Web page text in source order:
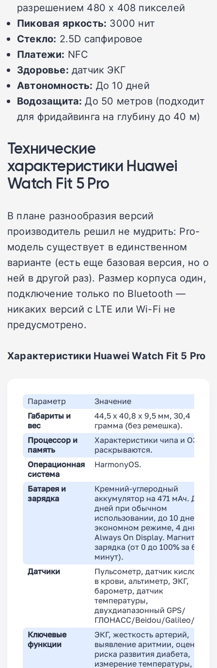
разрешением 480 x 408 пикселей
Пиковая яркость: 3000 нит
Стекло: 2.5D сапфировое
Платежи: NFC
Здоровье: датчик ЭКГ
Автономность: До 10 дней
Водозащита: До 50 метров (подходит
для фридайвинга на глубину до 40 м)
Технические
характеристики Huawei
Watch Fit 5 Pro
В плане разнообразия версий
производитель решил не мудрить: Pro-
модель существует в единственном
варианте (есть еще базовая версия, но о
ней в другой раз). Размер корпуса один,
подключение только по Bluetooth —
никаких версий с LTE или Wi-Fi не
предусмотрено.
Характеристики Huawei Watch Fit 5 Pro
Параметр
Значение
Габариты и
вес
44,5 x 40,8 x 9,5 мм, 30,4
грамма (без ремешка).
Процессор и
память
Характеристики чипа и ОЗУ не
раскрываются.
Операционная
система
HarmonyOS.
Батарея и
зарядка
Кремний-углеродный
аккумулятор на 471 мАч. До 7
дней при обычном
использовании, до 10 дней в
экономном режиме, 4 дня с
Always On Display. Магнитная
зарядка (от 0 до 100% за 60
минут).
Датчики
Пульсометр, датчик кислорода
в крови, альтиметр, ЭКГ,
барометр, датчик
температуры,
двухдиапазонный GPS/
ГЛОНАСС/Beidou/Galileo/QZSS.
Ключевые
функции
ЭКГ, жесткость артерий,
выявление аритмии, оценка
риска развития диабета,
измерение температуры, NFC,